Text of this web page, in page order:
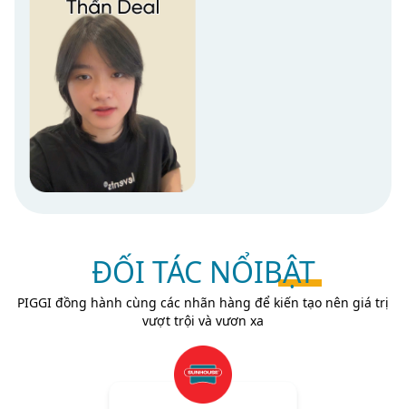
ĐỐI TÁC NỔIBẬT
PIGGI đồng hành cùng các nhãn hàng để kiến tạo nên giá trị
vượt trội và vươn xa